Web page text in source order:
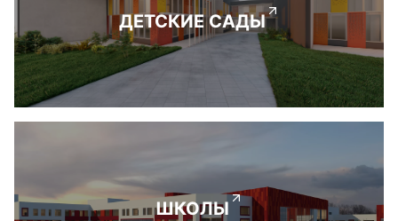
ДЕТСКИЕ САДЫ
ШКОЛЫ